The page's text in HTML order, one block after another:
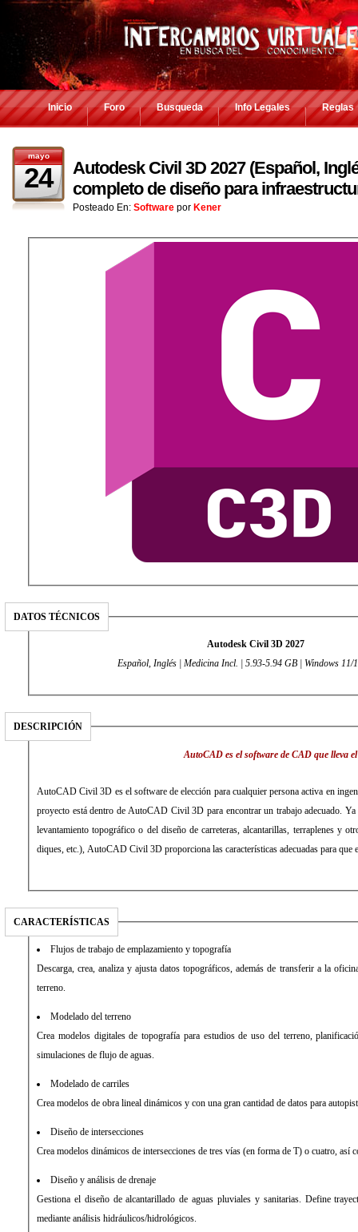
Inicio Foro Busqueda Info Legales Reglas
mayo
24
Autodesk Civil 3D 2027 (Español,
completo de diseño para
Posteado En: Software por Kener
DATOS TÉCNICOS
Autodesk Civil 3D 2027
Español, Inglés | Medicina Incl. | 5.93-5.94 GB | Windows 11/
DESCRIPCIÓN
AutoCAD es el software de CAD que lleva
AutoCAD Civil 3D es el software de elección para cualquier persona activa en
proyecto está dentro de AutoCAD Civil 3D para encontrar un trabajo adecuado. Ya
levantamiento topográfico o del diseño de carreteras, alcantarillas, terraplenes y
diques, etc.), AutoCAD Civil 3D proporciona las características adecuadas para que
CARACTERÍSTICAS
Flujos de trabajo de emplazamiento y topografía
Descarga, crea, analiza y ajusta datos topográficos, además de transferir a la
terreno.
Modelado del terreno
Crea modelos digitales de topografía para estudios de uso del terreno,
simulaciones de flujo de aguas.
Modelado de carriles
Crea modelos de obra lineal dinámicos y con una gran cantidad de datos para
Diseño de intersecciones
Crea modelos dinámicos de intersecciones de tres vías (en forma de T) o cuatro, así
Diseño y análisis de drenaje
Gestiona el diseño de alcantarillado de aguas pluviales y sanitarias. Define
mediante análisis hidráulicos/hidrológicos.